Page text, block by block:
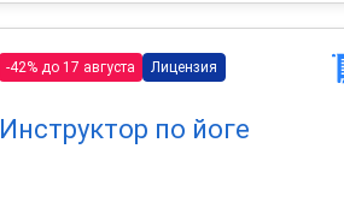
-42% до 17 августа Лицензия
Инструктор по йоге